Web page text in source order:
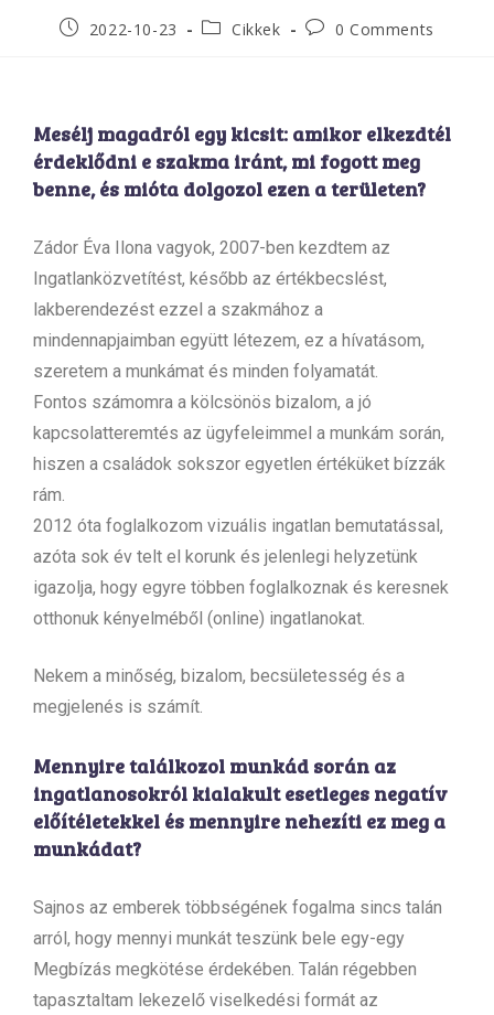
2022-10-23 Cikkek 0 Comments
Mesélj magadról egy kicsit: amikor elkezdtél
érdeklődni e szakma iránt, mi fogott meg
benne, és mióta dolgozol ezen a területen?
Zádor Éva Ilona vagyok, 2007-ben kezdtem az
Ingatlanközvetítést, később az értékbecslést,
lakberendezést ezzel a szakmához a
mindennapjaimban együtt létezem, ez a hívatásom,
szeretem a munkámat és minden folyamatát.
Fontos számomra a kölcsönös bizalom, a jó
kapcsolatteremtés az ügyfeleimmel a munkám során,
hiszen a családok sokszor egyetlen értéküket bízzák
rám.
2012 óta foglalkozom vizuális ingatlan bemutatással,
azóta sok év telt el korunk és jelenlegi helyzetünk
igazolja, hogy egyre többen foglalkoznak és keresnek
otthonuk kényelméből (online) ingatlanokat.
Nekem a minőség, bizalom, becsületesség és a
megjelenés is számít.
Mennyire találkozol munkád során az
ingatlanosokról kialakult esetleges negatív
előítéletekkel és mennyire nehezíti ez meg a
munkádat?
Sajnos az emberek többségének fogalma sincs talán
arról, hogy mennyi munkát teszünk bele egy-egy
Megbízás megkötése érdekében. Talán régebben
tapasztaltam lekezelő viselkedési formát az